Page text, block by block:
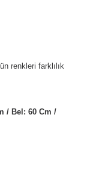
renkleri farklılık
/ Bel: 60 Cm /